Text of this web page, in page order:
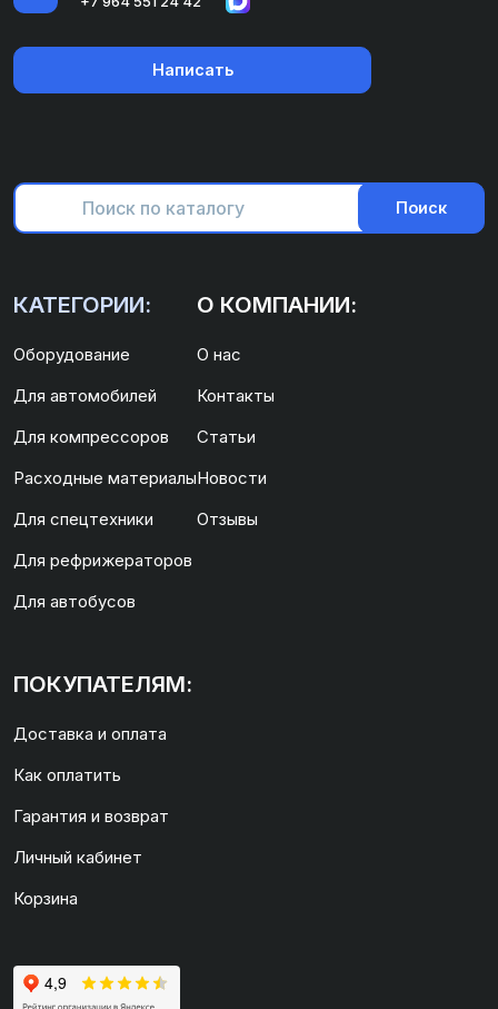
Написать
Поиск
КАТЕГОРИИ:
Оборудование
Для автомобилей
Для компрессоров
Расходные материалы
Для спецтехники
Для рефрижераторов
Для автобусов
О КОМПАНИИ:
О нас
Контакты
Статьи
Новости
Отзывы
ПОКУПАТЕЛЯМ:
Доставка и оплата
Как оплатить
Гарантия и возврат
Личный кабинет
Корзина